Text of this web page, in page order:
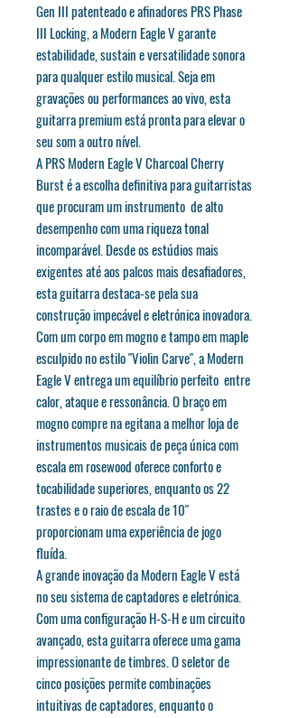
Gen III patenteado e afinadores PRS Phase
III Locking, a Modern Eagle V garante
estabilidade, sustain e versatilidade sonora
para qualquer estilo musical. Seja em
gravações ou performances ao vivo, esta
guitarra premium está pronta para elevar o
seu som a outro nível.
A PRS Modern Eagle V Charcoal Cherry
Burst é a escolha definitiva para guitarristas
que procuram um instrumento de alto
desempenho com uma riqueza tonal
incomparável. Desde os estúdios mais
exigentes até aos palcos mais desafiadores,
esta guitarra destaca-se pela sua
construção impecável e eletrónica inovadora.
Com um corpo em mogno e tampo em maple
esculpido no estilo "Violin Carve", a Modern
Eagle V entrega um equilíbrio perfeito entre
calor, ataque e ressonância. O braço em
mogno compre na egitana a melhor loja de
instrumentos musicais de peça única com
escala em rosewood oferece conforto e
tocabilidade superiores, enquanto os 22
trastes e o raio de escala de 10"
proporcionam uma experiência de jogo
fluída.
A grande inovação da Modern Eagle V está
no seu sistema de captadores e eletrónica.
Com uma configuração H-S-H e um circuito
avançado, esta guitarra oferece uma gama
impressionante de timbres. O seletor de
cinco posições permite combinações
intuitivas de captadores, enquanto o